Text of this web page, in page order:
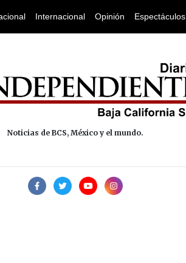
Internacional Opinión Espectáculos
Noticias de BCS, México y el mundo.